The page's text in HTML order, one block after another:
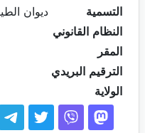
التسمية
ديوان
النظام القانوني
المقر
الترقيم البريدي
الولاية